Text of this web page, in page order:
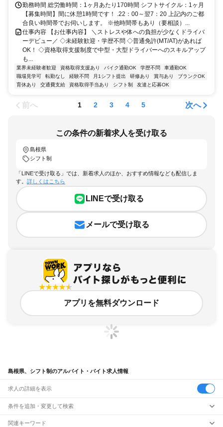
勤務時間 総労働時間：1ヶ月あたり170時間 シフトサイクル：1ヶ月
【募集時間】間に休憩1時間です！ .22：00～翌7：20 上記内のご都
合良い時間帯でお伺いします。 ※他時間帯もあり（要相談）...
仕事内容 【お仕事内容】 ＼ストレスや体への負担が少なくドライバ
ーデビュー／ ◇未経験歓迎・学歴不問 ◇普通免許(MT/AT)があれば
OK！ ◇資格取得支援制度で中型・大型ドライバーへのスキルアップ
も...
業界未経験者歓迎 資格取得支援あり バイク通勤OK 学歴不問
車通勤OK
職場見学可
転勤なし 経験不問 月1シフト提出 研修あり 賞与あり
ブランクOK
育休あり
交通費支給 資格取得手当あり シフト制 友達と応募OK
前へ 1 2 3 4 5 次へ
この条件の新着求人を受け取る
島根県
シフト制
「LINEで受け取る」では、新着求人のほか、おすすめ情報なども配信しま
す。 詳しくはこちら
LINEで受け取る
メールで受け取る
アプリを無料ダウンロード
島根県、シフト制のアルバイト・バイト求人情報
求人の詳細を表示
条件を追加・変更して検索
市区町村を追加・変更
関連キーワード